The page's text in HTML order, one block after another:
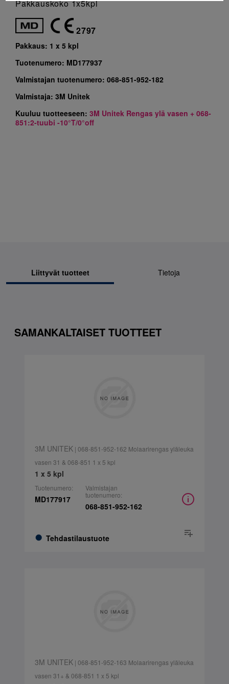
Pakkauskoko 1x5kpl
2797
Pakkaus: 1 x 5 kpl
Tuotenumero: MD177937
Valmistajan tuotenumero: 068-851-952-182
Valmistaja: 3M Unitek
Kuuluu tuotteeseen: 3M Unitek Rengas ylä vasen + 068-
851:2-tuubi -10°T/0°off
Liittyvät tuotteet Tietoja
SAMANKALTAISET TUOTTEET
3M UNITEK| 068-851-952-162 Molaarirengas yläleuka
vasen 31 & 068-851 1 x 5 kpl
1 x 5 kpl
Tuotenumero:
MD177917
Tehdastilaustuote
Valmistajan
tuotenumero:
068-851-952-162
3M UNITEK| 068-851-952-163 Molaarirengas yläleuka
vasen 31+ & 068-851 1 x 5 kpl